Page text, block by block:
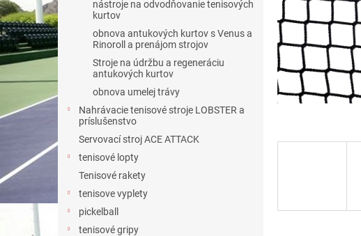
nástroje na odvodňovanie tenisových
kurtov
obnova antukových kurtov s Venus a
Rinoroll a prenájom strojov
Stroje na údržbu a regeneráciu
antukových kurtov
obnova umelej trávy
Nahrávacie tenisové stroje LOBSTER a
príslušenstvo
Servovací stroj ACE ATTACK
tenisové lopty
Tenisové rakety
tenisove vyplety
pickelball
tenisové gripy